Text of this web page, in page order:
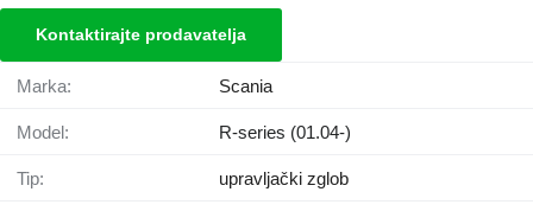
Kontaktirajte prodavatelja
Marka: Scania
Model: R-series (01.04-)
Tip: upravljački zglob